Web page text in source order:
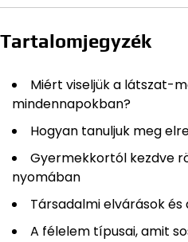
Tartalomjegyzék
Miért viseljük a látszat-
mindennapokban?
Hogyan tanuljuk meg
Gyermekkortól kezdve
nyomában
Társadalmi elvárások
A félelem típusai, amit